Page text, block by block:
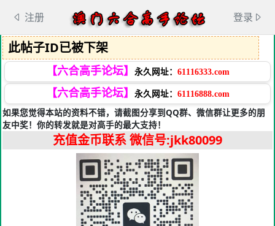
注册 登录
此帖子ID已被下架
【六合高手论坛】 永久网址： 61116333.com
【六合高手论坛】 永久网址： 61116888.com
如果您觉得本站的资料不错，请截图分享到QQ群、微信群让更多的朋
友中奖！你的转发就是对高手的最大支持！
充值金币联系微信号:jkk80099